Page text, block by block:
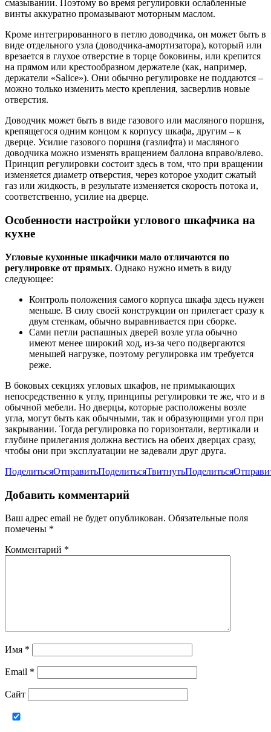
смазывании. Поэтому во время регулировки ослабленные
винты аккуратно промазывают моторным маслом.
Кроме интегрированного в петлю доводчика, он может быть в
виде отдельного узла (доводчика-амортизатора), который или
врезается в глухое отверстие в торце боковины, или крепится
на прямом или крестообразном держателе (как, например,
держатели «Salice»). Они обычно регулировке не поддаются –
можно только изменить место крепления, засверлив новые
отверстия.
Доводчик может быть в виде газового или масляного поршня,
крепящегося одним концом к корпусу шкафа, другим – к
дверце. Усилие газового поршня (газлифта) и масляного
доводчика можно изменять вращением баллона вправо/влево.
Принцип регулировки состоит здесь в том, что при вращении
изменяется диаметр отверстия, через которое уходит сжатый
газ или жидкость, в результате изменяется скорость потока и,
соответственно, усилие на дверце.
Особенности настройки углового шкафчика на
кухне
Угловые кухонные шкафчики мало отличаются по
регулировке от прямых. Однако нужно иметь в виду
следующее:
Контроль положения самого корпуса шкафа здесь нужен
меньше. В силу своей конструкции он прилегает сразу к
двум стенкам, обычно выравнивается при сборке.
Сами петли распашных дверей возле угла обычно
имеют менее широкий ход, из-за чего подвергаются
меньшей нагрузке, поэтому регулировка им требуется
реже.
В боковых секциях угловых шкафов, не примыкающих
непосредственно к углу, принципы регулировки те же, что и в
обычной мебели. Но дверцы, которые расположены возле
угла, могут быть как обычными, так и образующими угол при
закрывании. Тогда регулировка по горизонтали, вертикали и
глубине прилегания должна вестись на обеих дверцах сразу,
чтобы они при эксплуатации не задевали друг друга.
ПоделитьсяОтправитьПоделитьсяТвитнутьПоделиться
Добавить комментарий
Ваш адрес email не будет опубликован. Обязательные поля
помечены *
Комментарий *
Имя *
Email *
Сайт